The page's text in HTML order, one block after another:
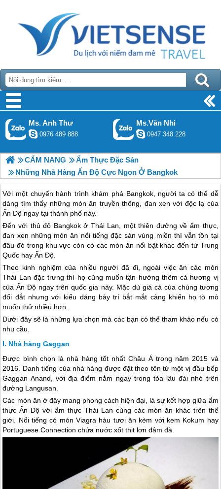
Ms. Anh Thư
0976 489 888
Ms.Vân Nhi
0947 348 228
CẨM NANG
Ẩm Thực Đặc Sản
Những Nhà Hàng Ấn Độ Cực Ngon Ở Bangkok
Với một chuyến hành trình khám phá Bangkok, người ta có thể dễ
dàng tìm thấy những món ăn truyền thống, đan xen với độc lạ của
Ấn Độ ngay tại thành phố này.
Đến với thủ đô Bangkok ở Thái Lan, một thiên đường về ẩm thực,
đan xen những món ăn nổi tiếng đặc sản vùng miền thì vẫn tồn tại
đâu đó trong khu vực còn có các món ăn nổi bật khác đến từ Trung
Quốc hay Ấn Độ.
Theo kinh nghiệm của nhiều người đã đi, ngoài việc ăn các món
Thái Lan đặc trưng thì họ cũng muốn tận hưởng thêm cả hương vị
của Ấn Độ ngay trên quốc gia này. Mặc dù giá cả của chúng tương
đối đắt nhưng với kiểu dáng bày trí bắt mắt càng khiến họ tò mò
muốn thử nhiều hơn.
Dưới đây sẽ là những lựa chọn mà các bạn có thể tham khảo nếu có
nhu cầu.
Nhà hàng Gaggan
Được bình chọn là nhà hàng tốt nhất Châu Á trong năm 2015 và
2016. Danh tiếng của nhà hàng được đặt theo tên từ một vị đầu bếp
Gaggan Anand, với địa điểm nằm ngay trong tòa lâu đài nhỏ trên
đường Langusan.
Các món ăn ở đây mang phong cách hiện đại, là sự kết hợp giữa ẩm
thực Ấn Độ với ẩm thựcThái Lan cùng các món ăn khác trên thế
giới. Nổi tiếng có món Viagra hàu tươi ăn kèm với kem Kokum hay
Portuguese Connection chứa nước xốt thịt lợn đậm đà.